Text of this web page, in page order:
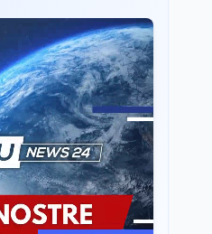
7 ago
in ferie,
il 9
tra legge
e Rai. La
Meloni attesa a
il 4 settembre per
il governo più
dell’Italia
7 ago
il settembre
nel 705°
della morte
Sommo Poeta